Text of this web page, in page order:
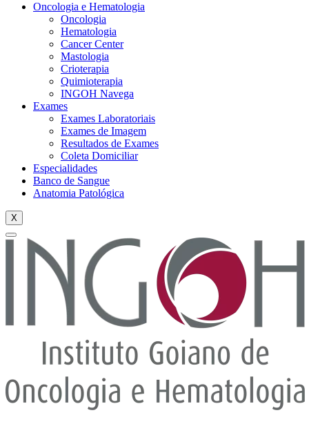
Oncologia e Hematologia
Oncologia
Hematologia
Cancer Center
Mastologia
Crioterapia
Quimioterapia
INGOH Navega
Exames
Exames Laboratoriais
Exames de Imagem
Resultados de Exames
Coleta Domiciliar
Especialidades
Banco de Sangue
Anatomia Patológica
X